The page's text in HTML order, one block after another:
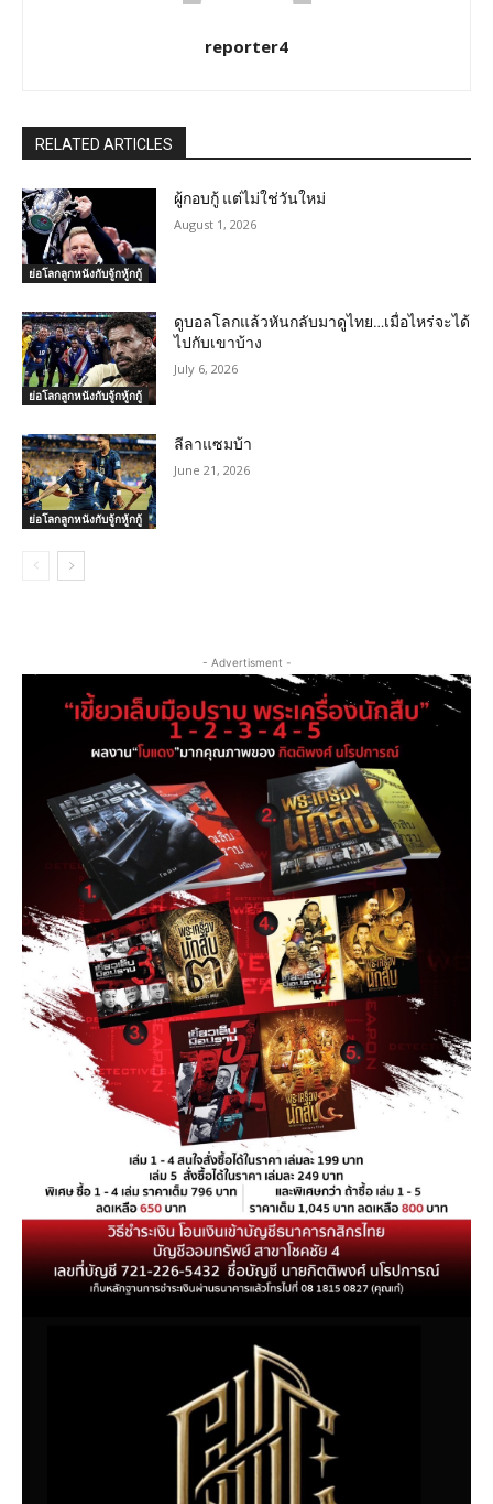
reporter4
RELATED ARTICLES
ย่อโลกลูกหนังกับจู้กหู้กกู้
ผู้กอบกู้ แต่ไม่ใช่วันใหม่
August 1, 2026
ย่อโลกลูกหนังกับจู้กหู้กกู้
ดูบอลโลกแล้วหันกลับมาดูไทย…เมื่อไหร่จะได้
ไปกับเขาบ้าง
July 6, 2026
ย่อโลกลูกหนังกับจู้กหู้กกู้
ลีลาแซมบ้า
June 21, 2026
- Advertisment -